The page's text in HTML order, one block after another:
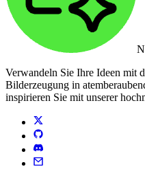
Verwandeln Sie Ihre Ideen mit
Bilderzeugung in
inspirieren Sie mit unserer